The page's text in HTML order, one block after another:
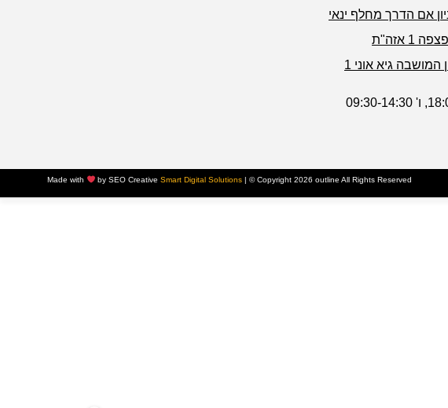
אם הדרך מחלף ינאי
אזה"ת
גיא אוני 1
Made with by SEO CreativeSmart Digital Solutions | © Copyright 2026 outline All Rights Reserved